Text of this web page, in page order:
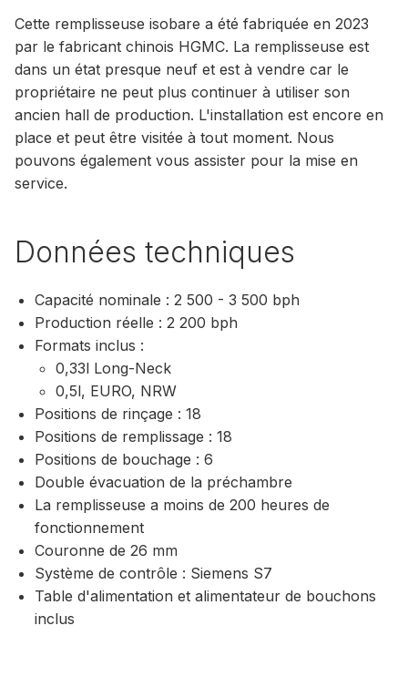
Cette remplisseuse isobare a été fabriquée en 2023
par le fabricant chinois HGMC. La remplisseuse est
dans un état presque neuf et est à vendre car le
propriétaire ne peut plus continuer à utiliser son
ancien hall de production. L'installation est encore en
place et peut être visitée à tout moment. Nous
pouvons également vous assister pour la mise en
service.
Données techniques
Capacité nominale : 2 500 - 3 500 bph
Production réelle : 2 200 bph
Formats inclus :
0,33l Long-Neck
0,5l, EURO, NRW
Positions de rinçage : 18
Positions de remplissage : 18
Positions de bouchage : 6
Double évacuation de la préchambre
La remplisseuse a moins de 200 heures de
fonctionnement
Couronne de 26 mm
Système de contrôle : Siemens S7
Table d'alimentation et alimentateur de bouchons
inclus